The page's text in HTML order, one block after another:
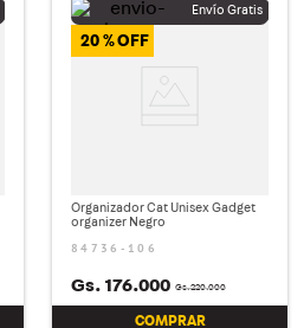
20 %
Organizador Cat Unisex Gadget
organizer Negro
84736-106
Gs.220.000
Gs. 176.000
COMPRAR